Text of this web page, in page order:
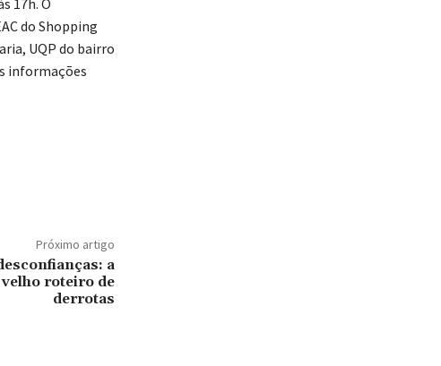
17h. O
do Shopping
UQP do bairro
informações
Próximo artigo
a
roteiro de
derrotas